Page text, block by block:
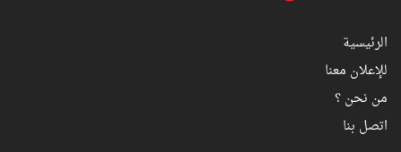
الرئيسية
للإعلان معنا
من نحن ؟
اتصل بنا